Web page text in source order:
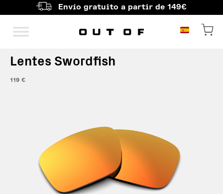
Envío gratuito a partir de 149€
Navegación principal
Lentes Swordfish
119 €